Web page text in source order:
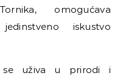
omogućava
iskustvo
uživa u prirodi i